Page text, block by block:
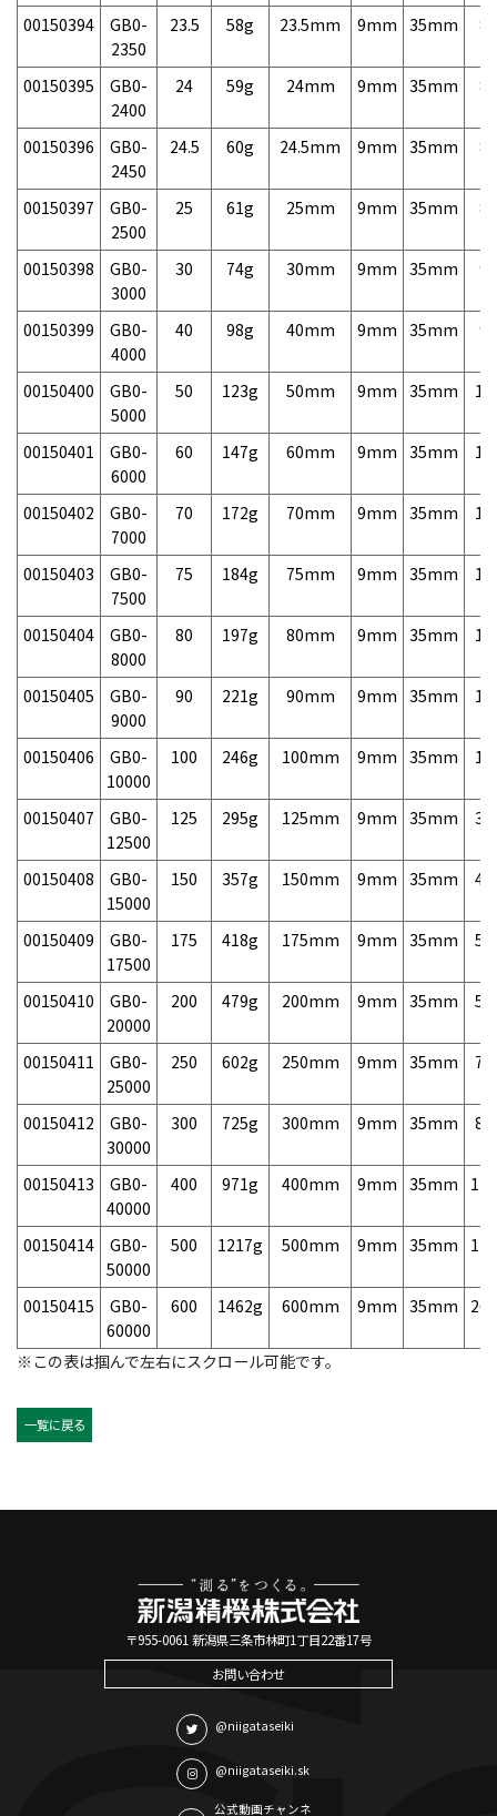
00150394
GB0-
2350
23.5 58g 23.5mm 9mm 35mm
00150395
GB0-
2400
24 59g 24mm 9mm 35mm
00150396
GB0-
2450
24.5 60g 24.5mm 9mm 35mm
00150397
GB0-
2500
25 61g 25mm 9mm 35mm
00150398
GB0-
3000
30 74g 30mm 9mm 35mm
00150399
GB0-
4000
40 98g 40mm 9mm 35mm
00150400
GB0-
5000
50 123g 50mm 9mm 35mm
00150401
GB0-
6000
60 147g 60mm 9mm 35mm
00150402
GB0-
7000
70 172g 70mm 9mm 35mm
00150403
GB0-
7500
75 184g 75mm 9mm 35mm
00150404
GB0-
8000
80 197g 80mm 9mm 35mm
00150405
GB0-
9000
90 221g 90mm 9mm 35mm
00150406
GB0-
10000
100 246g 100mm 9mm 35mm
00150407
GB0-
12500
125 295g 125mm 9mm 35mm
00150408
GB0-
15000
150 357g 150mm 9mm 35mm
00150409
GB0-
17500
175 418g 175mm 9mm 35mm
00150410
GB0-
20000
200 479g 200mm 9mm 35mm
00150411
GB0-
25000
250 602g 250mm 9mm 35mm
00150412
GB0-
30000
300 725g 300mm 9mm 35mm
00150413
GB0-
40000
400 971g 400mm 9mm 35mm
00150414
GB0-
50000
500 1217g 500mm 9mm 35mm
00150415
GB0-
60000
600 1462g 600mm 9mm 35mm
※この表は掴んで左右にスクロール可能です。
一覧に戻る
〒955-0061 新潟県三条市林町1丁目22番17号
お問い合わせ
@niigataseiki
@niigataseiki.sk
公式動画チャンネ